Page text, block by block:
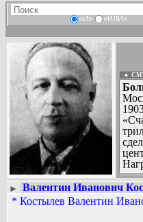
«И» «ИЛИ»
◄
► Валентин Иванович
* Костылев Валентин